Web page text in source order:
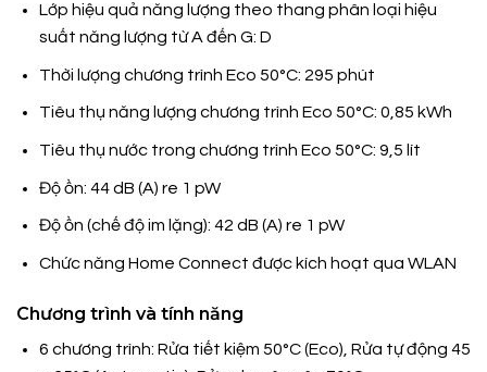
Lớp hiệu quả năng lượng theo thang phân loại hiệu
suất năng lượng từ A đến G: D
Thời lượng chương trình Eco 50°C: 295 phút
Tiêu thụ năng lượng chương trình Eco 50°C: 0,85 kWh
Tiêu thụ nước trong chương trình Eco 50°C: 9,5 lít
Độ ồn: 44 dB (A) re 1 pW
Độ ồn (chế độ im lặng): 42 dB (A) re 1 pW
Chức năng Home Connect được kích hoạt qua WLAN
Chương trình và tính năng
6 chương trình: Rửa tiết kiệm 50°C (Eco), Rửa tự động 45